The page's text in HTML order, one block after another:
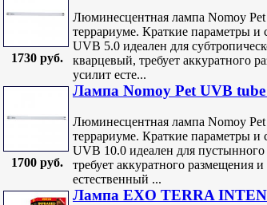
1730 руб.
Люминесцентная лампа Nomoy Pet
террариуме. Краткие параметры
UVB 5.0 идеален для
кварцевый, требует аккуратного
усилит есте...
1700 руб.
Лампа Nomoy Pet UVB
Люминесцентная лампа Nomoy Pet
террариуме. Краткие параметры
UVB 10.0 идеален для
требует аккуратного размещения
естественный ...
Лампа EXO TERRA